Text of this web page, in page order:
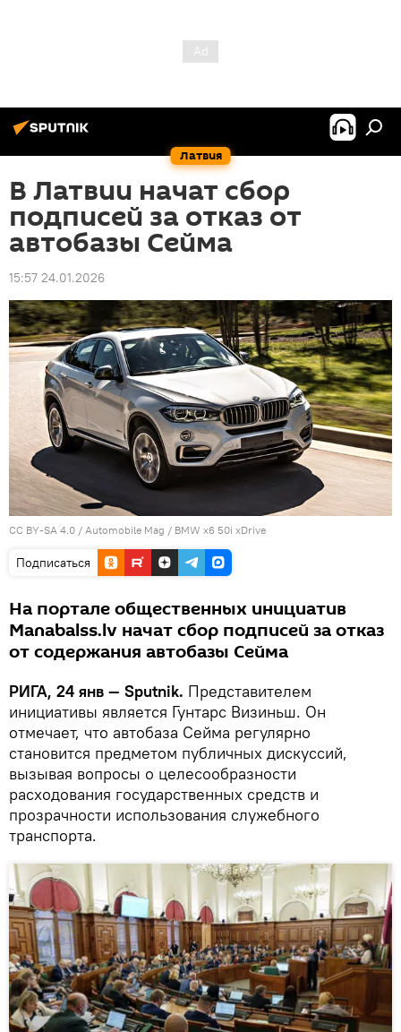
Латвия
В Латвии начат сбор
подписей за отказ от
автобазы Сейма
15:57 24.01.2026
CC BY-SA 4.0 / Automobile Mag / BMW x6 50i xDrive
Подписаться
На портале общественных инициатив
Manabalss.lv начат сбор подписей за отказ
от содержания автобазы Сейма
РИГА, 24 янв — Sputnik. Представителем
инициативы является Гунтарс Визиньш. Он
отмечает, что автобаза Сейма регулярно
становится предметом публичных дискуссий,
вызывая вопросы о целесообразности
расходования государственных средств и
прозрачности использования служебного
транспорта.